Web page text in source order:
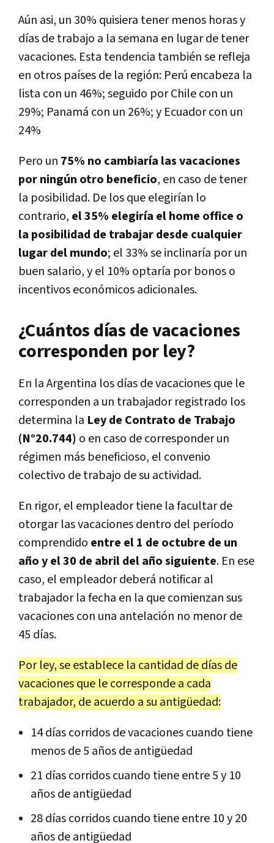
Aún asi, un 30% quisiera tener menos horas y
días de trabajo a la semana en lugar de tener
vacaciones. Esta tendencia también se refleja
en otros países de la región: Perú encabeza la
lista con un 46%; seguido por Chile con un
29%; Panamá con un 26%; y Ecuador con un
24%
Pero un 75% no cambiaría las vacaciones
por ningún otro beneficio, en caso de tener
la posibilidad. De los que elegirían lo
contrario, el 35% elegiría el home office o
la posibilidad de trabajar desde cualquier
lugar del mundo; el 33% se inclinaría por un
buen salario, y el 10% optaría por bonos o
incentivos económicos adicionales.
¿Cuántos días de vacaciones
corresponden por ley?
En la Argentina los días de vacaciones que le
corresponden a un trabajador registrado los
determina la Ley de Contrato de Trabajo
(N°20.744) o en caso de corresponder un
régimen más beneficioso, el convenio
colectivo de trabajo de su actividad.
En rigor, el empleador tiene la facultar de
otorgar las vacaciones dentro del período
comprendido entre el 1 de octubre de un
año y el 30 de abril del año siguiente. En ese
caso, el empleador deberá notificar al
trabajador la fecha en la que comienzan sus
vacaciones con una antelación no menor de
45 días.
Por ley, se establece la cantidad de días de
vacaciones que le corresponde a cada
trabajador, de acuerdo a su antigüedad:
14 días corridos de vacaciones cuando tiene
menos de 5 años de antigüedad
21 días corridos cuando tiene entre 5 y 10
años de antigüedad
28 días corridos cuando tiene entre 10 y 20
años de antigüedad